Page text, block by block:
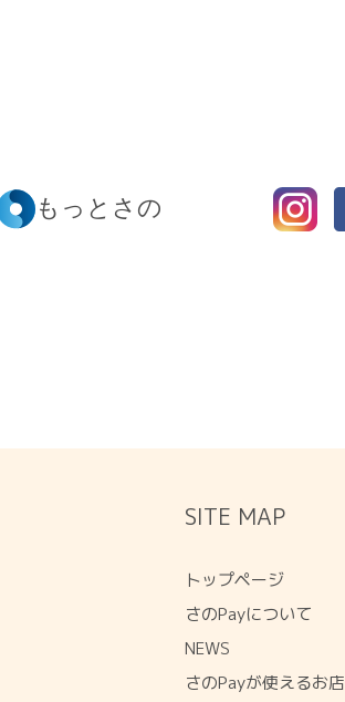
もっとさの
SITE MAP
トップページ
さのPayについて
NEWS
さのPayが使えるお店